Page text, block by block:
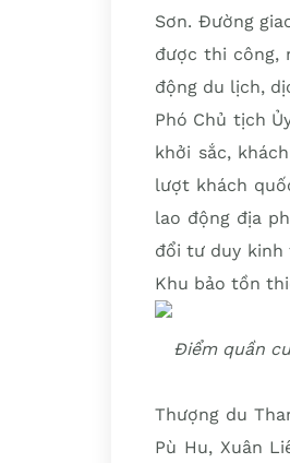
Sơn. Đường
được thi công,
động du lịch,
Phó Chủ tịch
khởi sắc,
lượt khách
lao động địa
đổi tư duy kinh
Khu bảo tồn
Điểm quần
Thượng du
Pù Hu, Xuân